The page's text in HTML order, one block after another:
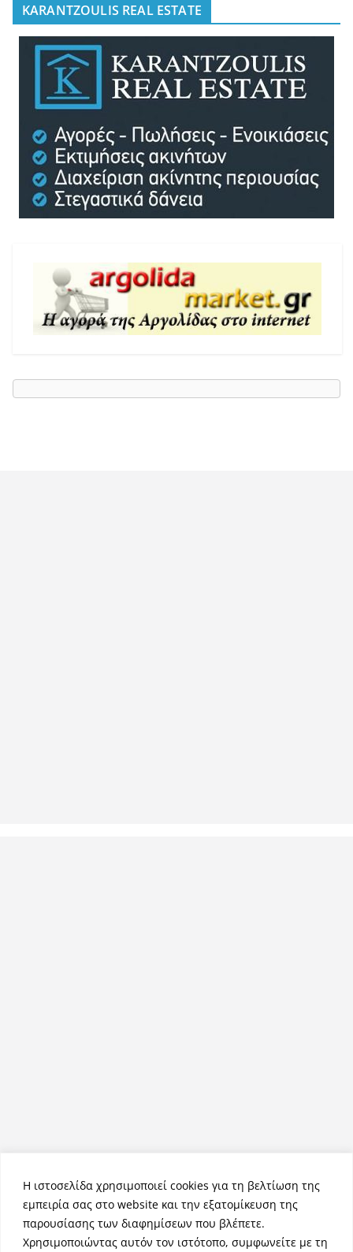
Η ιστοσελίδα χρησιμοποιεί cookies για τη βελτίωση της
εμπειρία σας στο website και την εξατομίκευση της
παρουσίασης των διαφημίσεων που βλέπετε.
Χρησιμοποιώντας αυτόν τον ιστότοπο, συμφωνείτε με τη
KARANTZOULIS REAL ESTATE
Πνευματικά Δικαιώματα © 2026NemeaPress. Τα πνευματικά